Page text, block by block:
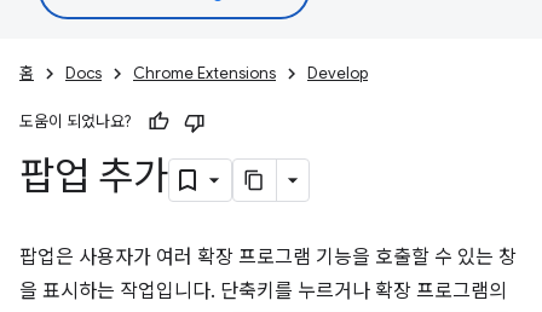
홈 Docs Chrome Extensions Develop
도움이 되었나요?
팝업 추가
팝업은 사용자가 여러 확장 프로그램 기능을 호출할 수 있는 창
을 표시하는 작업입니다. 단축키를 누르거나 확장 프로그램의